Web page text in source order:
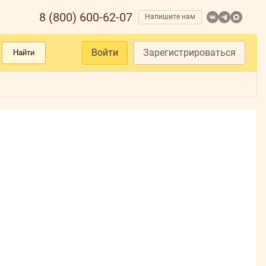
8 (800) 600-62-07 Напишите нам
Найти Войти Зарегистрироваться